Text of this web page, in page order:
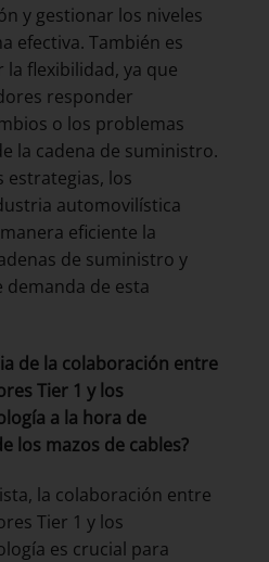
y gestionar los niveles
efectiva. También es
flexibilidad, ya que
responder
o los problemas
la cadena de suministro.
estrategias, los
automovilística
eficiente la
de suministro y
demanda de esta
de la colaboración entre
Tier 1 y los
a la hora de
los mazos de cables?
la colaboración entre
Tier 1 y los
es crucial para